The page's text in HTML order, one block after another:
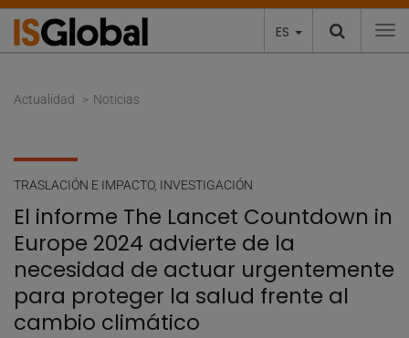
ES
Actualidad Noticias
TRASLACIÓN E IMPACTO, INVESTIGACIÓN
El informe The Lancet Countdown in
Europe 2024 advierte de la
necesidad de actuar urgentemente
para proteger la salud frente al
cambio climático